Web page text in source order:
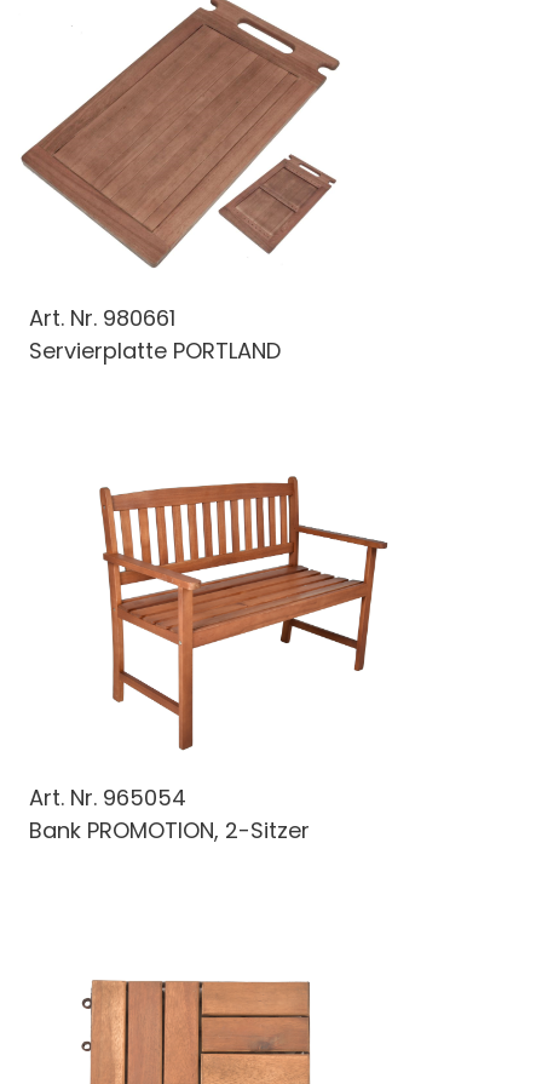
Art. Nr. 980661
Servierplatte PORTLAND
Art. Nr. 965054
Bank PROMOTION, 2-Sitzer